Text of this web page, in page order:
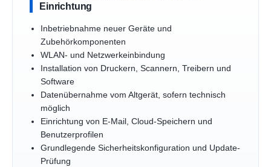
Einrichtung
Inbetriebnahme neuer Geräte und
Zubehörkomponenten
WLAN- und Netzwerkeinbindung
Installation von Druckern, Scannern, Treibern und
Software
Datenübernahme vom Altgerät, sofern technisch
möglich
Einrichtung von E-Mail, Cloud-Speichern und
Benutzerprofilen
Grundlegende Sicherheitskonfiguration und Update-
Prüfung